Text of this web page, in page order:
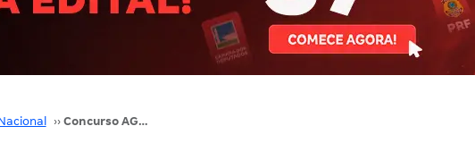
›› Concurso AGU: grupo de trabalho formado para novo edital